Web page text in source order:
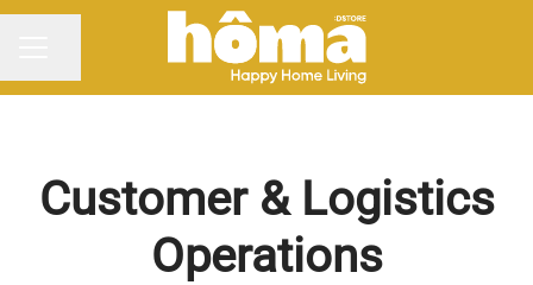
MENU DE CARREIRAS
Partilhar página
Customer & Logistics
Operations